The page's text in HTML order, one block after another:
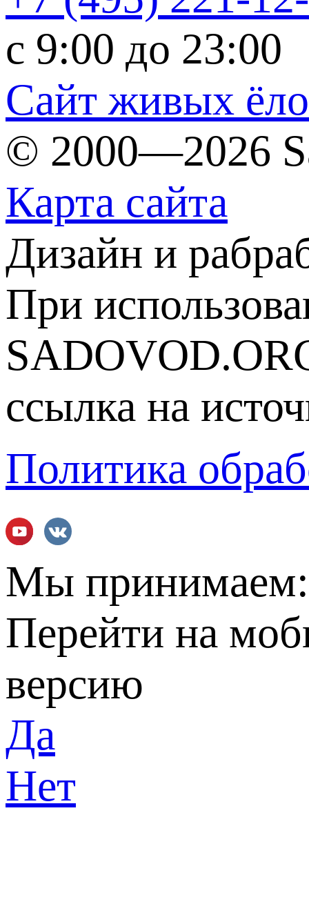
c 9:00 до 23:00
Сайт живых
© 2000—2026
Карта сайта
Дизайн и
При
ссылка на
Политика
Мы
Перейти на
версию
Да
Нет